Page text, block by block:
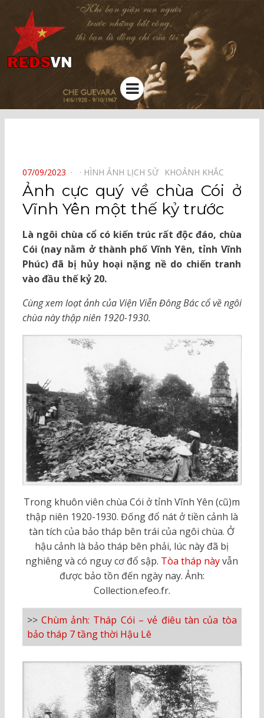
Kênh chia sẻ tri thức cộng đồng
Menu
POSTED
ON
07/09/2023 HÌNH ẢNH LỊCH SỬ⠀ KHOẢNH KHẮC⠀
Ảnh cực quý về chùa Cói ở
Vĩnh Yên một thế kỷ trước
Là ngôi chùa cổ có kiến trúc rất độc đáo, chùa
Cói (nay nằm ở thành phố Vĩnh Yên, tỉnh Vĩnh
Phúc) đã bị hủy hoại nặng nề do chiến tranh
vào đầu thế kỷ 20.
Cùng xem loạt ảnh của Viện Viễn Đông Bác cổ về ngôi
chùa này thập niên 1920-1930.
Trong khuôn viên chùa Cói ở tỉnh Vĩnh Yên (cũ)m
thập niên 1920-1930. Đống đổ nát ở tiền cảnh là
tàn tích của bảo tháp bên trái của ngôi chùa. Ở
hậu cảnh là bảo tháp bên phải, lúc này đã bị
nghiêng và có nguy cơ đổ sập. Tòa tháp nàyvẫn
được bảo tồn đến ngày nay. Ảnh:
Collection.efeo.fr.
>> Chùm ảnh: Tháp Cói – vẻ điêu tàn của tòa
bảo tháp 7 tầng thời Hậu Lê